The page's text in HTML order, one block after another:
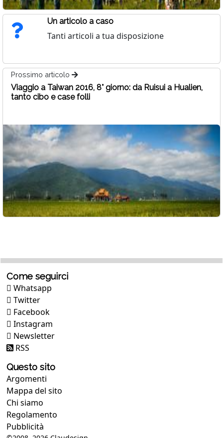
Un articolo a caso
Tanti articoli a tua disposizione
Prossimo articolo
Viaggio a Taiwan 2016, 8° giorno: da Ruisui a Hualien,
tanto cibo e case folli
Come seguirci
Whatsapp
Twitter
Facebook
Instagram
Newsletter
RSS
Questo sito
Argomenti
Mappa del sito
Chi siamo
Regolamento
Pubblicità